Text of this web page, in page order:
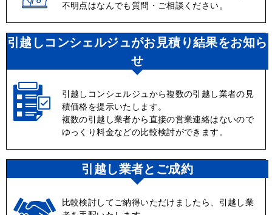
不明点はなんでも質問・ご相談ください。
引越しコンシェルジュがお見積り結果をお知ら
せ
引越しコンシェルジュから複数の引越し業者の見
積価格を提示いたします。
複数の引越し業者から直接の営業連絡はないので
ゆっくり料金などの比較検討ができます。
引越し業者とご成約
比較検討してご納得いただけましたら、引越し業